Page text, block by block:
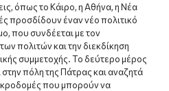
όπως το Κάιρο, η Αθήνα, η Νέα
προσδίδουν έναν νέο πολιτικό
που συνδέεται με τον
πολιτών και την διεκδίκηση
συμμετοχής. Το δεύτερο μέρος
πόλη της Πάτρας και αναζητά
που μπορούν να